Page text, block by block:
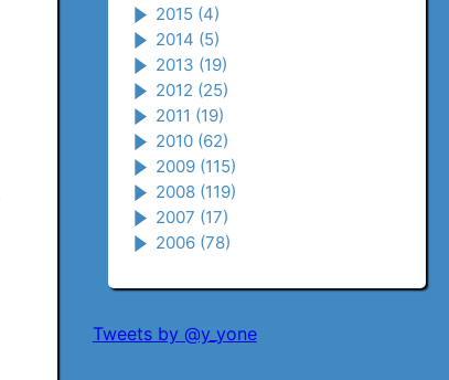
2015 (4)
2014 (5)
2013 (19)
2012 (25)
2011 (19)
2010 (62)
2009 (115)
2008 (119)
2007 (17)
2006 (78)
Tweets by @y_yone